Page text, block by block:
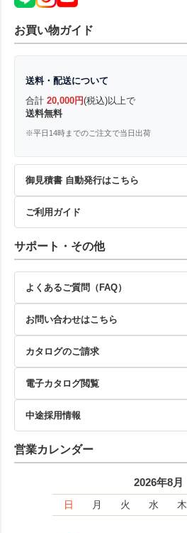
お買い物ガイド
送料・配送について
合計 20,000円(税込)以上で
送料無料
※平日14時までのご注文で当日出荷
御見積書 自動発行はこちら
ご利用ガイド
サポート・その他
よくあるご質問（FAQ）
お問い合わせはこちら
カタログのご請求
電子カタログ閲覧
中途採用情報
営業カレンダー
2026年8月
日 月 火 水 木